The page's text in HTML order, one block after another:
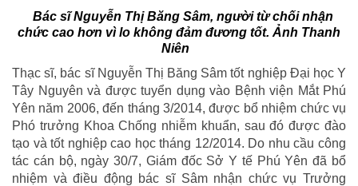
Bác sĩ Nguyễn Thị Băng Sâm, người từ chối nhận
chức cao hơn vì lo không đảm đương tốt. Ảnh Thanh
Niên
Thạc sĩ, bác sĩ Nguyễn Thị Băng Sâm tốt nghiệp Đại học Y
Tây Nguyên và được tuyển dụng vào Bệnh viện Mắt Phú
Yên năm 2006, đến tháng 3/2014, được bổ nhiệm chức vụ
Phó trưởng Khoa Chống nhiễm khuẩn, sau đó được đào
tạo và tốt nghiệp cao học tháng 12/2014. Do nhu cầu công
tác cán bộ, ngày 30/7, Giám đốc Sở Y tế Phú Yên đã bổ
nhiệm và điều động bác sĩ Sâm nhận chức vụ Trưởng